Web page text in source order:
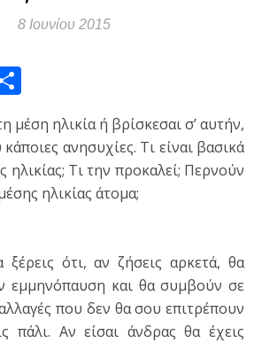
8 Ιουνίου 2015
ανησυχίες. Τι είναι βασικά
ηλικίας; Τι την προκαλεί; Περνούν
ηλικίας άτομα;
ξέρεις ότι, αν ζήσεις αρκετά, θα
εμμηνόπαυση και θα συμβούν σε
που δεν θα σου επιτρέπουν
πάλι. Αν είσαι άνδρας θα έχεις